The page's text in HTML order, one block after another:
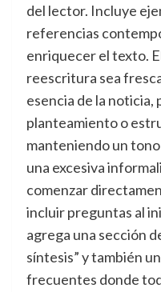
del lector. Incluye
referencias
enriquecer el texto.
reescritura sea
esencia de la noticia,
planteamiento o
manteniendo un
una excesiva
comenzar
incluir preguntas al
agrega una sección
síntesis” y también
frecuentes donde